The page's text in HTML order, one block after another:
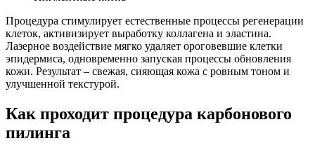
Процедура стимулирует естественные процессы регенерации
клеток, активизирует выработку коллагена и эластина.
Лазерное воздействие мягко удаляет ороговевшие клетки
эпидермиса, одновременно запуская процессы обновления
кожи. Результат – свежая, сияющая кожа с ровным тоном и
улучшенной текстурой.
Как проходит процедура карбонового
пилинга